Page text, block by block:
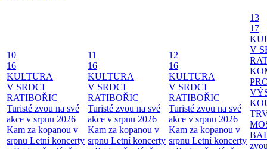
10
16
KULTURA
V SRDCI
RATIBOŘIC
Turisté zvou na své
akce v srpnu 2026
Kam za kopanou v
srpnu Letní koncerty
11
16
KULTURA
V SRDCI
RATIBOŘIC
Turisté zvou na své
akce v srpnu 2026
Kam za kopanou v
srpnu Letní koncerty
12
16
KULTURA
V SRDCI
RATIBOŘIC
Turisté zvou na své
akce v srpnu 2026
Kam za kopanou v
srpnu Letní koncerty
13
17
V